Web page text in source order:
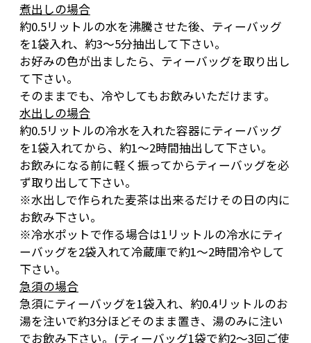
煮出しの場合
約0.5リットルの水を沸騰させた後、ティーバッグ
を1袋入れ、約3〜5分抽出して下さい。
お好みの色が出ましたら、ティーバッグを取り出し
て下さい。
そのままでも、冷やしてもお飲みいただけます。
水出しの場合
約0.5リットルの冷水を入れた容器にティーバッグ
を1袋入れてから、約1〜2時間抽出して下さい。
お飲みになる前に軽く振ってからティーバッグを必
ず取り出して下さい。
※水出しで作られた麦茶は出来るだけその日の内に
お飲み下さい。
※冷水ポットで作る場合は1リットルの冷水にティ
ーバッグを2袋入れて冷蔵庫で約1〜2時間冷やして
下さい。
急須の場合
急須にティーバッグを1袋入れ、約0.4リットルのお
湯を注いで約3分ほどそのまま置き、湯のみに注い
でお飲み下さい。(ティーバッグ1袋で約2〜3回ご使